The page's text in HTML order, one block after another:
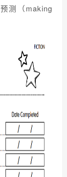
测（making